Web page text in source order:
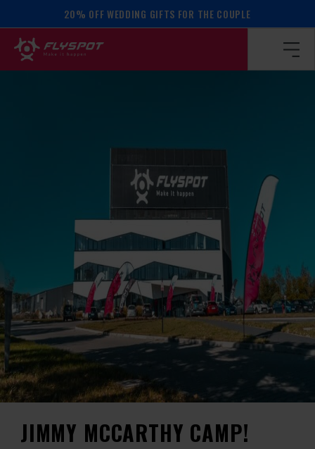
20% OFF WEDDING GIFTS FOR THE COUPLE
/ Calendar of events / Jimmy McCarthy camp!
JIMMY MCCARTHY CAMP!